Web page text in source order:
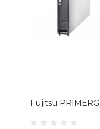
Fujitsu